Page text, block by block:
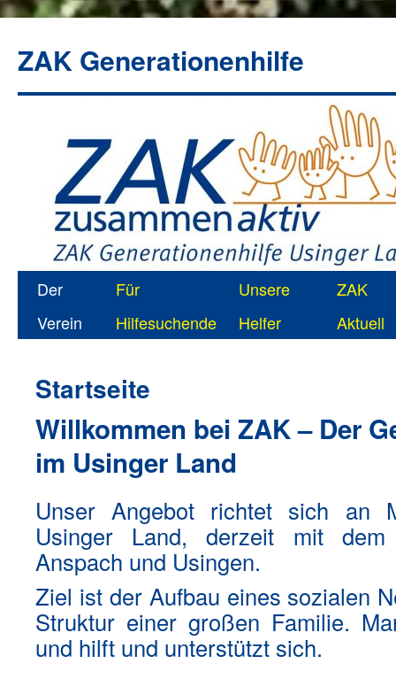
ZAK Generationenhilfe
Zum
Inhalt
Der
Verein
Für
Hilfesuchende
Unsere
Helfer
ZAK
Aktuell
Startseite
Willkommen bei ZAK – Der
im Usinger Land
Unser Angebot richtet sich an
Usinger Land, derzeit mit dem
Anspach und Usingen.
Ziel ist der Aufbau eines sozialen
Struktur einer großen Familie.
und hilft und unterstützt sich.